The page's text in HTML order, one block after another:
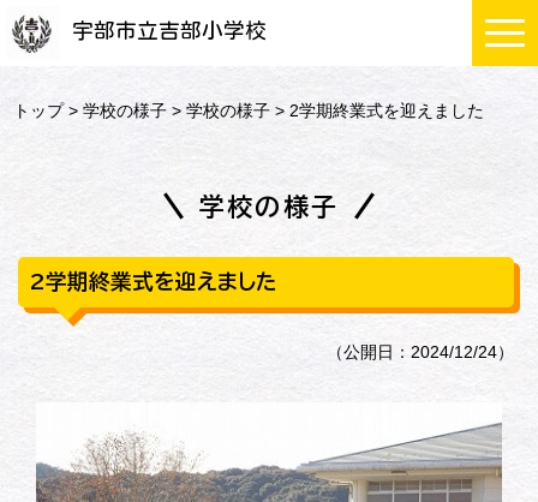
宇部市立吉部小学校
トップ>学校の様子 >学校の様子 > 2学期終業式を迎えました
学校の様子
2学期終業式を迎えました
（公開日：2024/12/24）